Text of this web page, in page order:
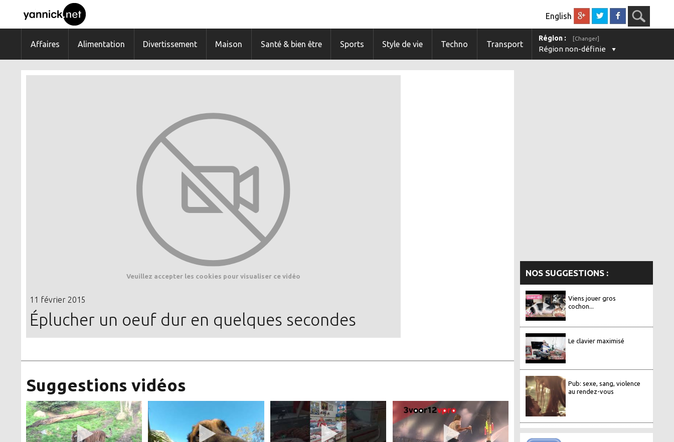
English
Affaires Alimentation Divertissement Maison Santé & bien être Sports Style de vie Techno Transport
Région : [Changer]
Région non-définie
Veuillez accepter les cookies pour visualiser ce vidéo
11 février 2015
Éplucher un oeuf dur en quelques secondes
Suggestions vidéos
NOS SUGGESTIONS :
Viens jouer gros
cochon...
Le clavier maximisé
Pub: sexe, sang, violence
au rendez-vous